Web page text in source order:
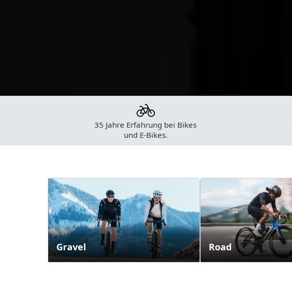
35 Jahre Erfahrung bei Bikes
und E-Bikes.
Kategorien
Gravel Road